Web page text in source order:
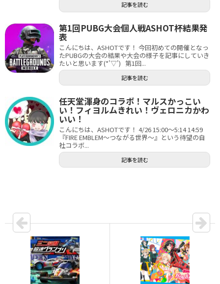
記事を読む
第1回PUBG大会個人戦ASHOT杯結果発
表
こんにちは、ASHOTです！ 今回初めての開催となっ
たPUBGの大会の結果や大会の様子を記事にしていき
たいと思います(*'▽') 第1回...
記事を読む
任天堂渾身のコラボ！マルスかっこい
い！フィヨルムきれい！ヴェロニカかわ
いい！
こんにちは、ASHOTです！ 4/26 15:00～5:14 14:59
『FIRE EMBLEM～つながる世界～』という待望の自
社コラボ...
記事を読む